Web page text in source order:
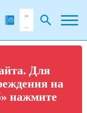
Для
на
нажмите